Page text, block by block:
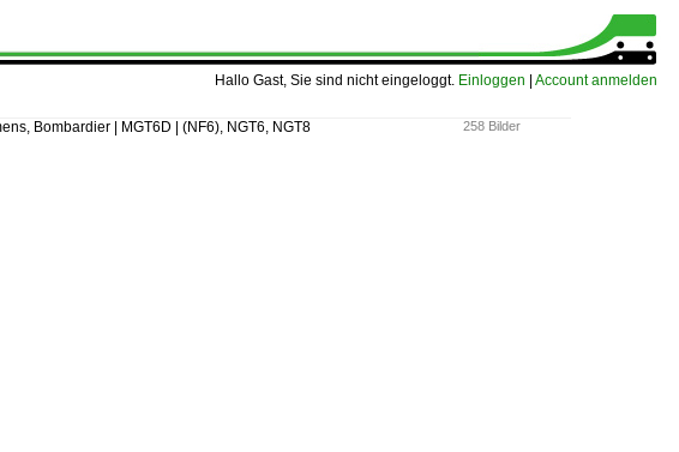
Hallo Gast, Sie sind nicht eingeloggt. Einloggen Account anmelden
258 Bilder
Bombardier | MGT6D | (NF6), NGT6, NGT8